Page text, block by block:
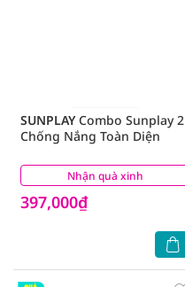
Nhận quà xinh
SUNPLAYCombo Sunplay 2
Chống Nắng Toàn Diện
397,000₫
(2)